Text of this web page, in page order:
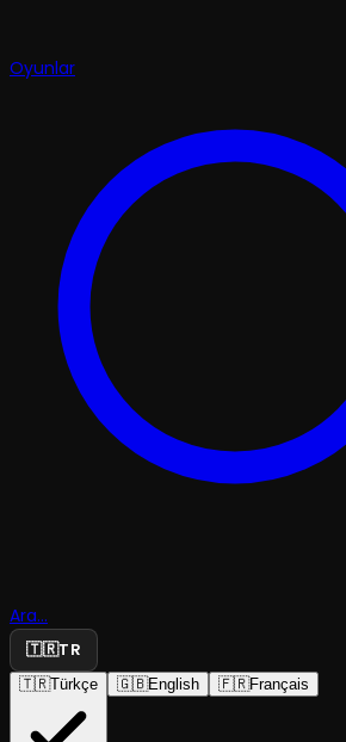
Oyunlar
Ara...
🇹🇷TR
🇹🇷Türkçe 🇬🇧English 🇫🇷Français